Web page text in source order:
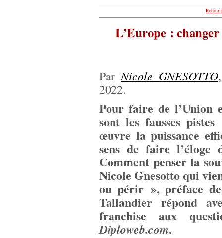
Retour
L’Europe :
ParNicole GNESOTTO
2022.
Pour faire de l’Union
sont les fausses
œuvre la puissance
sens de faire l’éloge
Comment penser la
Nicole Gnesotto qui
ou périr », préface de
Tallandier répond
franchise aux
Diploweb.com.